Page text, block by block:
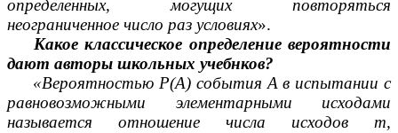
определенных, могущих повторяться
неограниченное число раз условиях».
Какое классическое определение вероятности
дают авторы школьных учебнков?
«Вероятностью Р(А) события А в испытании с
равновозможными элементарными исходами
называется отношение числа исходов т,